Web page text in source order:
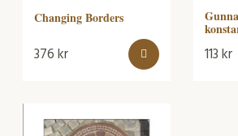
Changing Borders
376kr 113kr